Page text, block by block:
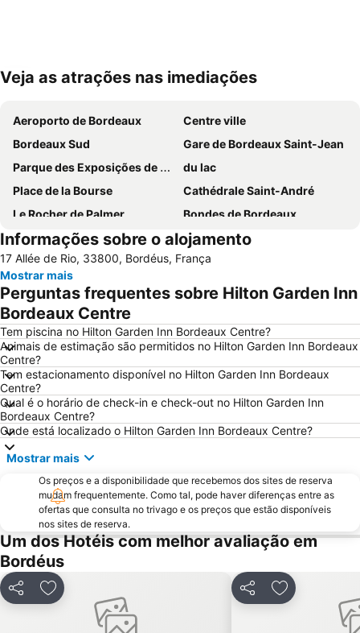
Ampliar mapa
Veja as atrações nas imediações
Aeroporto de Bordeaux
Centre ville
Bordeaux Sud
Gare de Bordeaux Saint-Jean
Parque des Exposições de Bordeaux-Lac
du lac
Place de la Bourse
Cathédrale Saint-André
Le Rocher de Palmer
Bondes de Bordeaux
Musée du Vin et du Négoce - Cellier des Chartrons
Place des Quinconces
Parque Floral de Bordeaux-Lac
Rue Sainte-Catherine
Stade Chaban-Delmas
La Place Saint Michel
Basilique Saint-Michel
Tribunal de Grande Instance de Bordeaux
CITY TOUR in an open top bus
Halle des Chartrons
Grand Parc - Paul Doumer
Bordeaux Maritime
Bois de Bordeaux
Zoo de Bordeaux-Pessac
Ópera Nacional de Bordeaux
Maison du Vin de Saint-Emilion
Informações sobre o alojamento
17 Allée de Rio, 33800, Bordéus, França
Mostrar mais
Perguntas frequentes sobre Hilton Garden Inn
Bordeaux Centre
Tem piscina no Hilton Garden Inn Bordeaux Centre?
Animais de estimação são permitidos no Hilton Garden Inn Bordeaux
Centre?
Tem estacionamento disponível no Hilton Garden Inn Bordeaux
Centre?
Qual é o horário de check-in e check-out no Hilton Garden Inn
Bordeaux Centre?
Onde está localizado o Hilton Garden Inn Bordeaux Centre?
Mostrar mais
Os preços e a disponibilidade que recebemos dos sites de reserva
mudam frequentemente. Como tal, pode haver diferenças entre as
ofertas que consulta no trivago e os preços que estão disponíveis
nos sites de reserva.
Um dos Hotéis com melhor avaliação em
Bordéus
PartilharAdicionar aos favoritos PartilharAdicionar